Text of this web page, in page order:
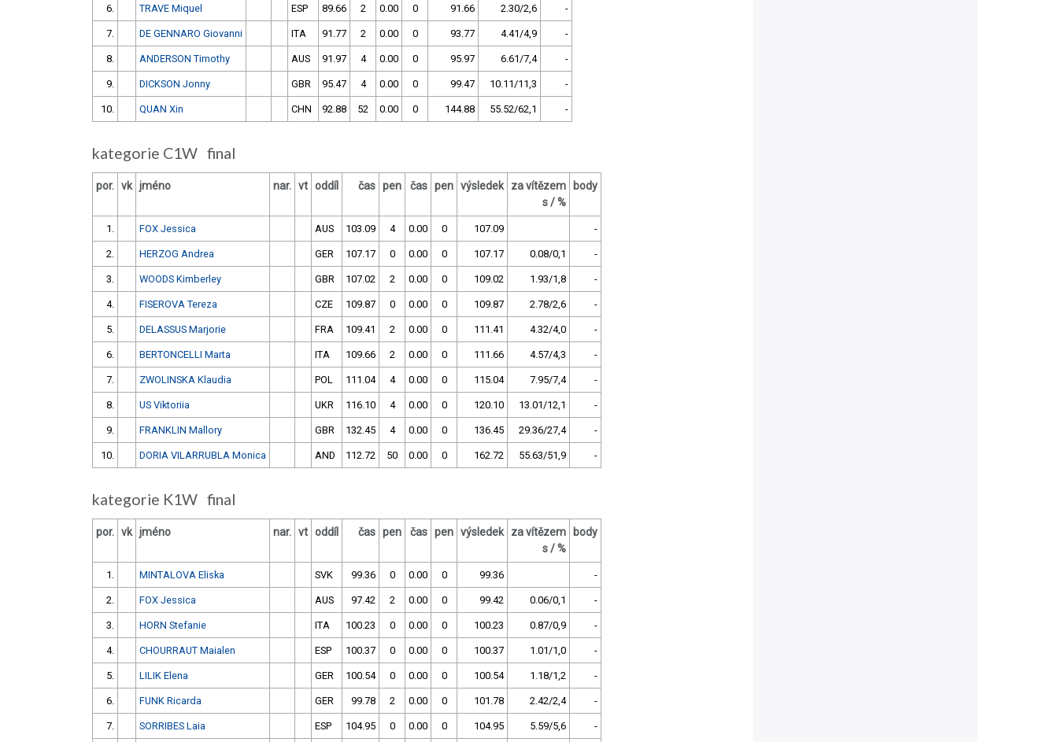
6. TRAVE Miquel ESP 89.66 2 0.00 0 91.66 2.30/2,6 -
7. DE GENNARO Giovanni ITA 91.77 2 0.00 0 93.77 4.41/4,9 -
8. ANDERSON Timothy AUS 91.97 4 0.00 0 95.97 6.61/7,4 -
9. DICKSON Jonny GBR 95.47 4 0.00 0 99.47 10.11/11,3 -
10. QUAN Xin CHN 92.88 52 0.00 0 144.88 55.52/62,1 -
kategorie C1W final
por. vk jméno nar. vt oddíl čas pen čas pen výsledek
za vítězem
s / %
body
1. FOX Jessica AUS 103.09 4 0.00 0 107.09 -
2. HERZOG Andrea GER 107.17 0 0.00 0 107.17 0.08/0,1 -
3. WOODS Kimberley GBR 107.02 2 0.00 0 109.02 1.93/1,8 -
4. FISEROVA Tereza CZE 109.87 0 0.00 0 109.87 2.78/2,6 -
5. DELASSUS Marjorie FRA 109.41 2 0.00 0 111.41 4.32/4,0 -
6. BERTONCELLI Marta ITA 109.66 2 0.00 0 111.66 4.57/4,3 -
7. ZWOLINSKA Klaudia POL 111.04 4 0.00 0 115.04 7.95/7,4 -
8. US Viktoriia UKR 116.10 4 0.00 0 120.10 13.01/12,1 -
9. FRANKLIN Mallory GBR 132.45 4 0.00 0 136.45 29.36/27,4 -
10. DORIA VILARRUBLA Monica AND 112.72 50 0.00 0 162.72 55.63/51,9 -
kategorie K1W final
por. vk jméno nar. vt oddíl čas pen čas pen výsledek
za vítězem
s / %
body
1. MINTALOVA Eliska SVK 99.36 0 0.00 0 99.36 -
2. FOX Jessica AUS 97.42 2 0.00 0 99.42 0.06/0,1 -
3. HORN Stefanie ITA 100.23 0 0.00 0 100.23 0.87/0,9 -
4. CHOURRAUT Maialen ESP 100.37 0 0.00 0 100.37 1.01/1,0 -
5. LILIK Elena GER 100.54 0 0.00 0 100.54 1.18/1,2 -
6. FUNK Ricarda GER 99.78 2 0.00 0 101.78 2.42/2,4 -
7. SORRIBES Laia ESP 104.95 0 0.00 0 104.95 5.59/5,6 -